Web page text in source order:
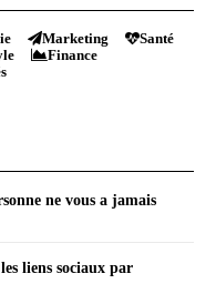
Marketing
Santé
Finance
ne vous a jamais
liens sociaux par